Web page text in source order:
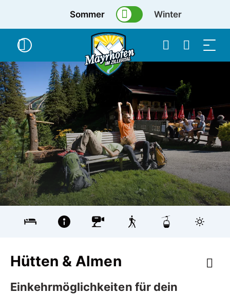
Sommer Winter
Hütten & Almen
Einkehrmöglichkeiten für dein